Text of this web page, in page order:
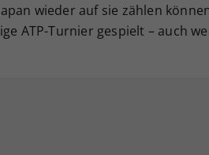
wieder auf sie zählen
ATP-Turnier gespielt – auch